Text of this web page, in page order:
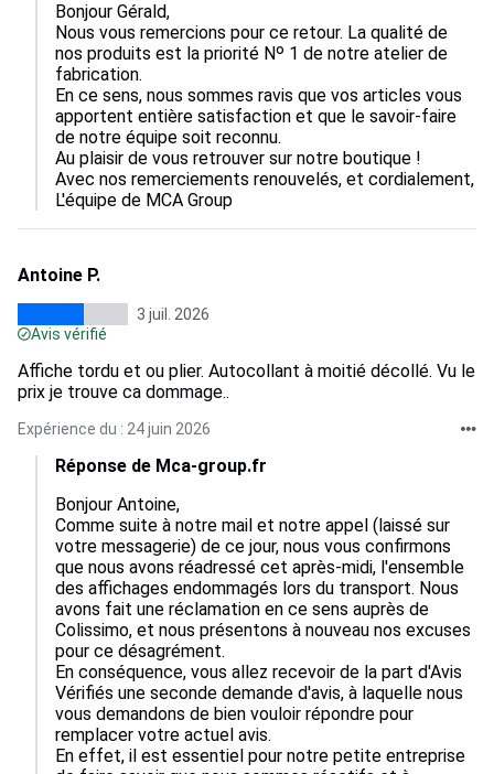
Bonjour Gérald,
Nous vous remercions pour ce retour. La qualité de
nos produits est la priorité Nᵒ 1 de notre atelier de
fabrication.
En ce sens, nous sommes ravis que vos articles vous
apportent entière satisfaction et que le savoir-faire
de notre équipe soit reconnu.
Au plaisir de vous retrouver sur notre boutique !
Avec nos remerciements renouvelés, et cordialement,
L'équipe de MCA Group
Antoine P.
3 juil. 2026
Avis vérifié
Affiche tordu et ou plier. Autocollant à moitié décollé. Vu le
prix je trouve ca dommage..
Expérience du : 24 juin 2026
Réponse de Mca-group.fr
Bonjour Antoine,
Comme suite à notre mail et notre appel (laissé sur
votre messagerie) de ce jour, nous vous confirmons
que nous avons réadressé cet après-midi, l'ensemble
des affichages endommagés lors du transport. Nous
avons fait une réclamation en ce sens auprès de
Colissimo, et nous présentons à nouveau nos excuses
pour ce désagrément.
En conséquence, vous allez recevoir de la part d'Avis
Vérifiés une seconde demande d'avis, à laquelle nous
vous demandons de bien vouloir répondre pour
remplacer votre actuel avis.
En effet, il est essentiel pour notre petite entreprise